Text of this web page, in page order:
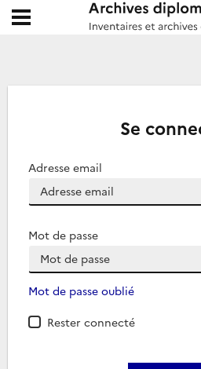
Archives diplomatiques
Ouvrir le menu déroulant
Se
Adresse email
Mot de passe
Mot de passe oublié
Rester connecté